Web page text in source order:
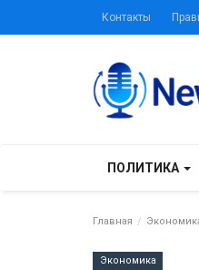
Контакты
ПОЛИТИКА
Главная
Экономика